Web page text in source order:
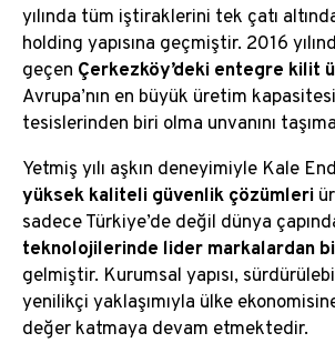
Yönetim Kurulu Başkanı’nın Mesajı
Yönetim Kurulu
yılında tüm iştiraklerini tek çatı
holding yapısına geçmiştir. 2016
geçen Çerkezköy’deki entegre kilit
Avrupa’nın en büyük üretim
tesislerinden biri olma unvanını
Yetmiş yılı aşkın deneyimiyle Kale
yüksek kaliteli güvenlik çözümleri
sadece Türkiye’de değil dünya
teknolojilerinde lider markalardan
gelmiştir. Kurumsal yapısı,
yenilikçi yaklaşımıyla ülke
değer katmaya devam etmektedir.